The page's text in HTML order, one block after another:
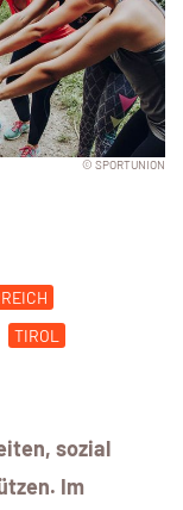
© SPORTUNION
TIROL
sozial
Im